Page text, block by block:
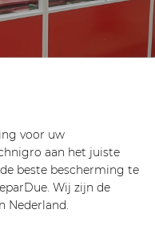
voor uw
aan het juiste
beste bescherming te
Wij zijn de
Nederland.